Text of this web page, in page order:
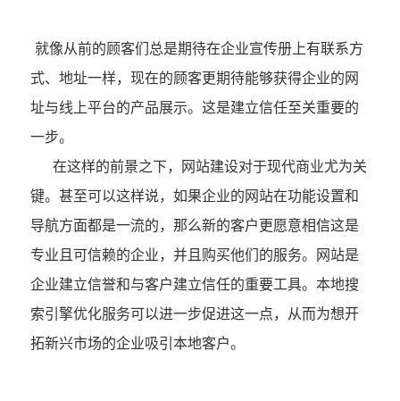
就像从前的顾客们总是期待在企业宣传册上有联系方
式、地址一样，现在的顾客更期待能够获得企业的网
址与线上平台的产品展示。这是建立信任至关重要的
一步。
在这样的前景之下，网站建设对于现代商业尤为关
键。甚至可以这样说，如果企业的网站在功能设置和
导航方面都是一流的，那么新的客户更愿意相信这是
专业且可信赖的企业，并且购买他们的服务。网站是
企业建立信誉和与客户建立信任的重要工具。本地搜
索引擎优化服务可以进一步促进这一点，从而为想开
拓新兴市场的企业吸引本地客户。